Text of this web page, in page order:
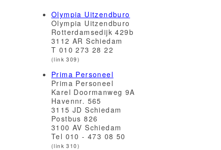
Olympia Uitzendburo
Olympia Uitzendburo
Rotterdamsedijk 429b
3112 AR Schiedam
T 010 273 28 22
(link 309)
Prima Personeel
Prima Personeel
Karel Doormanweg 9A
Havennr. 565
3115 JD Schiedam
Postbus 826
3100 AV Schiedam
Tel 010 - 473 08 50
(link 310)